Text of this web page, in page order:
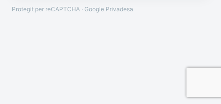
Protegit per reCAPTCHA · Google Privadesa